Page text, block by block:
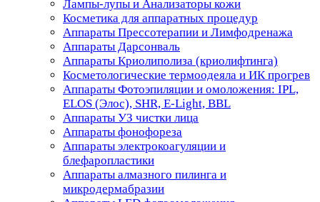
Лампы-лупы и Анализаторы кожи
Косметика для аппаратных процедур
Аппараты Прессотерапии и Лимфодренажа
Аппараты Дарсонваль
Аппараты Криолиполиза (криолифтинга)
Косметологические термоодеяла и ИК прогрев
Аппараты Фотоэпиляции и омоложения: IPL,
ELOS (Элос), SHR, E-Light, BBL
Аппараты УЗ чистки лица
Аппараты фонофореза
Аппараты электрокоагуляции и
блефаропластики
Аппараты алмазного пилинга и
микродермабразии